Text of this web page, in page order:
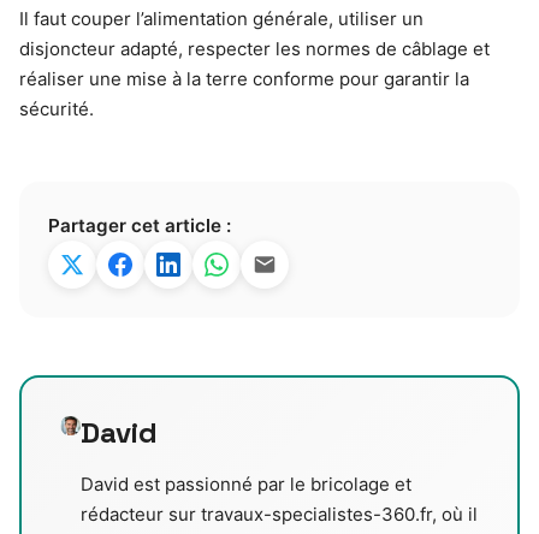
Il faut couper l’alimentation générale, utiliser un
disjoncteur adapté, respecter les normes de câblage et
réaliser une mise à la terre conforme pour garantir la
sécurité.
Partager cet article :
David
David est passionné par le bricolage et
rédacteur sur travaux-specialistes-360.fr, où il